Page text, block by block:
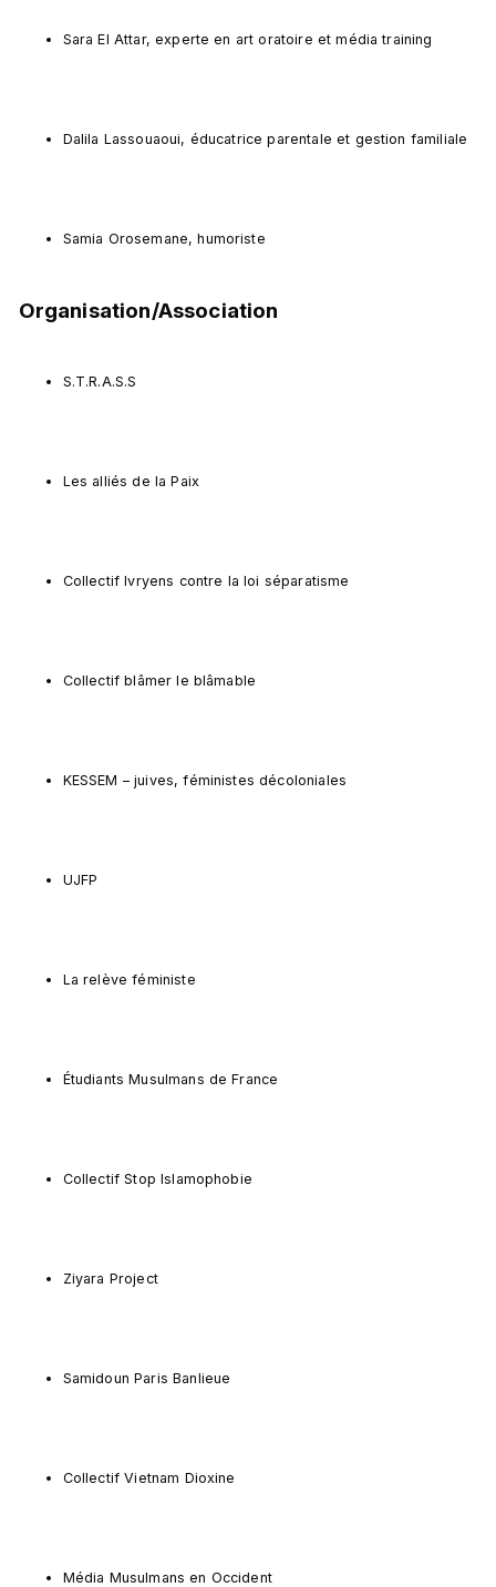
Sara El Attar, experte en art oratoire et média training
Dalila Lassouaoui, éducatrice parentale et gestion familiale
Samia Orosemane, humoriste
Organisation/Association
S.T.R.A.S.S
Les alliés de la Paix
Collectif Ivryens contre la loi séparatisme
Collectif blâmer le blâmable
KESSEM – juives, féministes décoloniales
UJFP
La relève féministe
Étudiants Musulmans de France
Collectif Stop Islamophobie
Ziyara Project
Samidoun Paris Banlieue
Collectif Vietnam Dioxine
Média Musulmans en Occident